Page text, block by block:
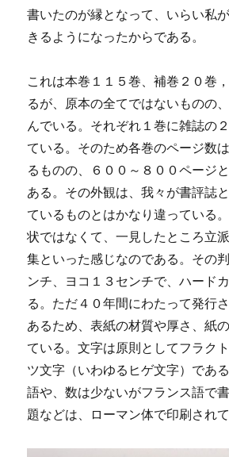
書いたのが縁となって、いらい私
きるようになったからである。
これは本巻１１５巻、補巻２０巻
るが、原本の全てではないものの
んでいる。それぞれ１巻に雑誌の
ている。そのため各巻のページ数
るものの、６００～８００ページ
ある。その外観は、我々が書評誌
ているものとはかなり違っている
状ではなくて、一見したところ立
集といった感じなのである。その
ンチ、ヨコ１３センチで、ハード
る。ただ４０年間にわたって発行
あるため、表紙の材質や厚さ、紙
ている。文字は原則としてフラク
ツ文字（いわゆるヒゲ文字）であ
語や、数は少ないがフランス語で
題などは、ローマン体で印刷されて